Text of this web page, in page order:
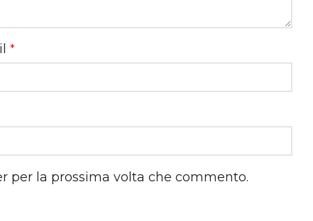
*
per la prossima volta che commento.